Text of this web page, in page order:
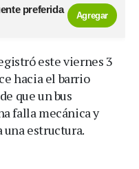
preferida
Agregar
este viernes 3
hacia el barrio
que un bus
falla mecánica y
estructura.